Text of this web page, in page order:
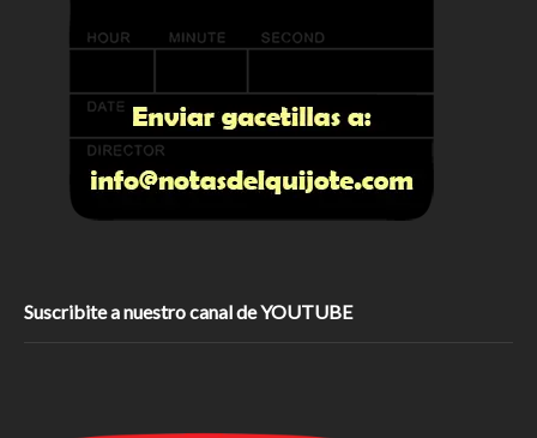
Suscribite a nuestro canal de YOUTUBE